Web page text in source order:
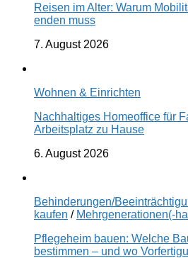
Reisen im Alter: Warum
enden muss
7. August 2026
Wohnen & Einrichten
Nachhaltiges Homeoffice für
Arbeitsplatz zu Hause
6. August 2026
Behinderungen/
kaufen / Mehrgenerationen(-
Pflegeheim bauen: Welche
bestimmen – und wo